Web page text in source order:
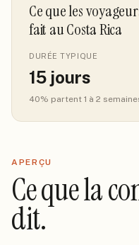
Ce que les
fait au Costa Rica
DURÉE TYPIQUE
15 jours
40% partent 1 à 2
APERÇU
Ce que la
dit.